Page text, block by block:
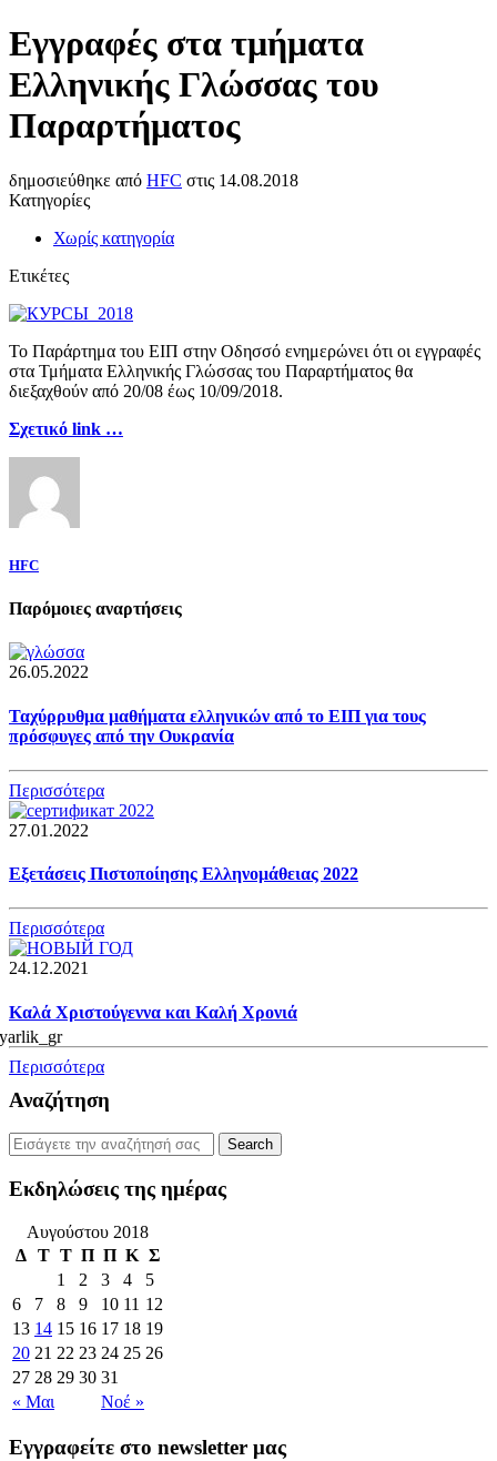
Εγγραφές στα τμήματα
Ελληνικής Γλώσσας του
Παραρτήματος
δημοσιεύθηκε από HFC στις 14.08.2018
Κατηγορίες
Χωρίς κατηγορία
Ετικέτες
Το Παράρτημα του ΕΙΠ στην Οδησσό ενημερώνει ότι οι εγγραφές
στα Τμήματα Ελληνικής Γλώσσας του Παραρτήματος θα
διεξαχθούν από 20/08 έως 10/09/2018.
Σχετικό link …
HFC
Παρόμοιες αναρτήσεις
26.05.2022
Ταχύρρυθμα μαθήματα ελληνικών από το ΕΙΠ για τους
πρόσφυγες από την Ουκρανία
Περισσότερα
27.01.2022
Εξετάσεις Πιστοποίησης Ελληνομάθειας 2022
Περισσότερα
24.12.2021
Καλά Χριστούγεννα και Καλή Χρονιά
Περισσότερα
Αναζήτηση
Εκδηλώσεις της ημέρας
Αυγούστου 2018
Δ Τ Τ Π Π Κ Σ
« Μαι Νοέ »
1 2 3 4
5
6
7 8 9 10 11 12
13 14 15 16 17 18 19
20 21 22 23 24 25 26
27 28 29 30 31
Εγγραφείτε στο newsletter μας